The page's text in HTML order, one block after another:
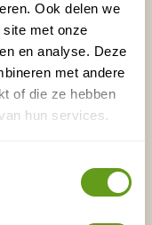
Ook delen we
met onze
en analyse. Deze
met andere
of die ze hebben
hun services.
je interesse?